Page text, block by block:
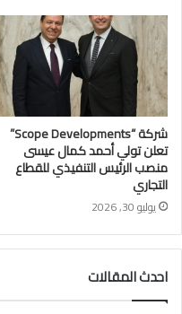
شركة “Scope Developments”
تعلن تولي أحمد كمال عيسى
منصب الرئيس التنفيذي للقطاع
التجاري
يوليو 30, 2026
احدث المقالات